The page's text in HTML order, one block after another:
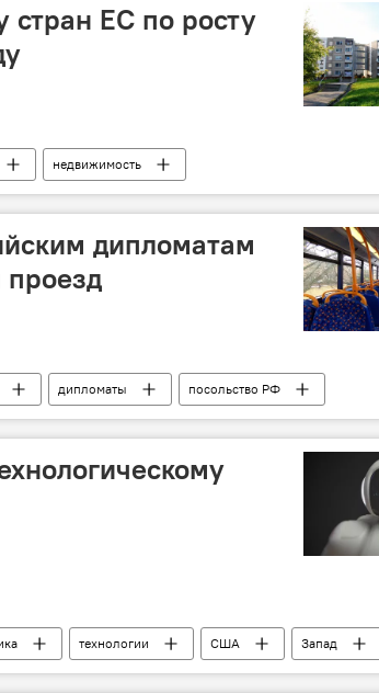
стран ЕС по росту
недвижимость
дипломатам
дипломаты
посольство РФ
общественный транспорт поездка
технологии США
Запад